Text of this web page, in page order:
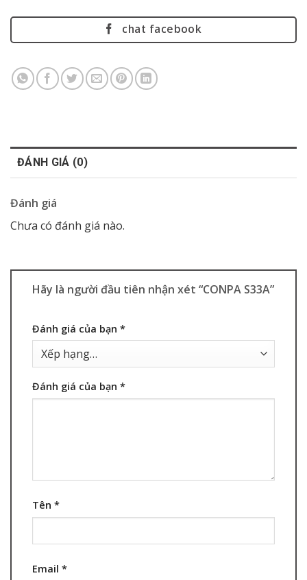
chat facebook
ĐÁNH GIÁ (0)
Đánh giá
Chưa có đánh giá nào.
Hãy là người đầu tiên nhận xét “CONPA S33A”
Đánh giá của bạn *
Đánh giá của bạn *
Tên *
Email *